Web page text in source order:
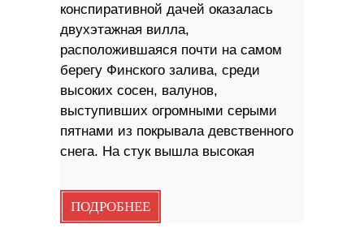
конспиративной дачей оказалась
двухэтажная вилла,
расположившаяся почти на самом
берегу Финского залива, среди
высоких сосен, валунов,
выступивших огромными серыми
пятнами из покрывала девственного
снега. На стук вышла высокая
ПОДРОБНЕЕ